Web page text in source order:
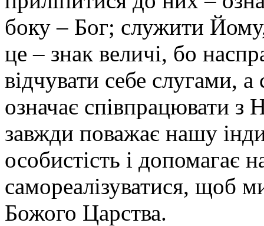
боку – Бог; служити
це – знак величі, бо
відчувати себе слугами,
означає співпрацювати
завжди поважає нашу
особистість і допомагає
самореалізуватися, щоб
Божого Царства.